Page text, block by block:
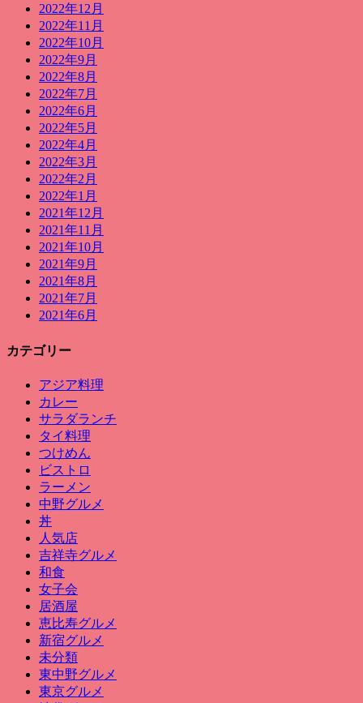
2022年12月
2022年11月
2022年10月
2022年9月
2022年8月
2022年7月
2022年6月
2022年5月
2022年4月
2022年3月
2022年2月
2022年1月
2021年12月
2021年11月
2021年10月
2021年9月
2021年8月
2021年7月
2021年6月
カテゴリー
アジア料理
カレー
サラダランチ
タイ料理
つけめん
ビストロ
ラーメン
中野グルメ
丼
人気店
吉祥寺グルメ
和食
女子会
居酒屋
恵比寿グルメ
新宿グルメ
未分類
東中野グルメ
東京グルメ